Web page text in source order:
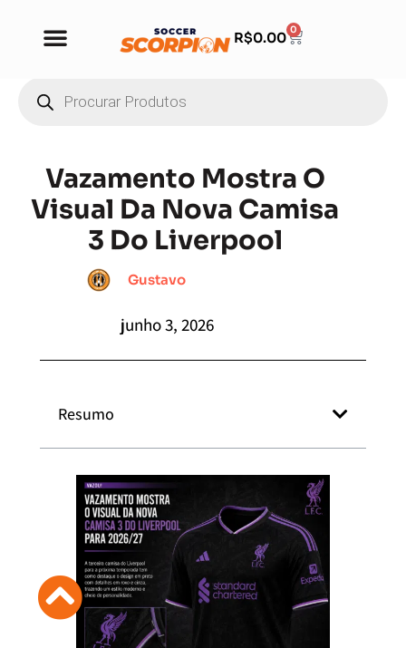
R$0.00 0
Vazamento Mostra O
Visual Da Nova Camisa
3 Do Liverpool
Gustavo
junho 3, 2026
Resumo